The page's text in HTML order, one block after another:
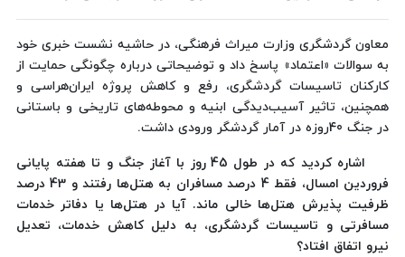
معاون گردشگری وزارت میراث فرهنگی، در حاشیه نشست خبری خود
به سوالات «اعتماد» پاسخ داد و توضیحاتی درباره چگونگی حمایت از
کارکنان تاسیسات گردشگری، رفع و کاهش پروژه ایران‌هراسی و
همچنین، تاثیر آسیب‌دیدگی ابنیه و محوطه‌های تاریخی و باستانی
در جنگ 40روزه در آمار گردشگر ورودی داشت.
اشاره کردید که در طول 45 روز با آغاز جنگ و تا هفته پایانی
فروردین امسال، فقط 4 درصد مسافران به هتل‌ها رفتند و 43 درصد
ظرفیت پذیرش هتل‌ها خالی ماند. آیا در هتل‌ها یا دفاتر خدمات
مسافرتی و تاسیسات گردشگری، به دلیل کاهش خدمات، تعدیل
نیرو اتفاق افتاد؟